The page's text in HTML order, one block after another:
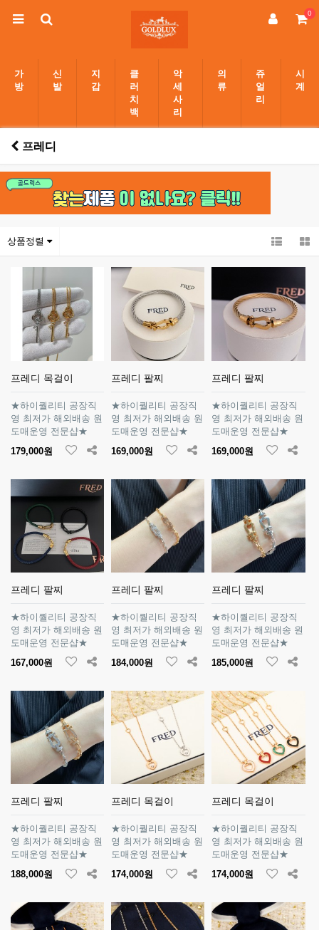
0
가
방
신
발
지
갑
클
러
치
백
악
세
사
리
의
류
쥬
얼
리
시
계
프레디
상품정렬
프레디 목걸이
★하이퀄리티 공장직
영 최저가 해외배송 원
도매운영 전문샵★
179,000원
프레디 팔찌
★하이퀄리티 공장직
영 최저가 해외배송 원
도매운영 전문샵★
169,000원
프레디 팔찌
★하이퀄리티 공장직
영 최저가 해외배송 원
도매운영 전문샵★
169,000원
프레디 팔찌
★하이퀄리티 공장직
영 최저가 해외배송 원
도매운영 전문샵★
167,000원
프레디 팔찌
★하이퀄리티 공장직
영 최저가 해외배송 원
도매운영 전문샵★
184,000원
프레디 팔찌
★하이퀄리티 공장직
영 최저가 해외배송 원
도매운영 전문샵★
185,000원
프레디 팔찌
★하이퀄리티 공장직
영 최저가 해외배송 원
도매운영 전문샵★
188,000원
프레디 목걸이
★하이퀄리티 공장직
영 최저가 해외배송 원
도매운영 전문샵★
174,000원
프레디 목걸이
★하이퀄리티 공장직
영 최저가 해외배송 원
도매운영 전문샵★
174,000원